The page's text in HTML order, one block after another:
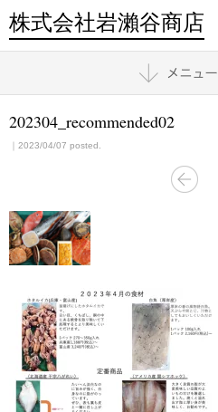
株式会社岩瀨谷商店
202304_recommended02
｜2023/04/07 posted.